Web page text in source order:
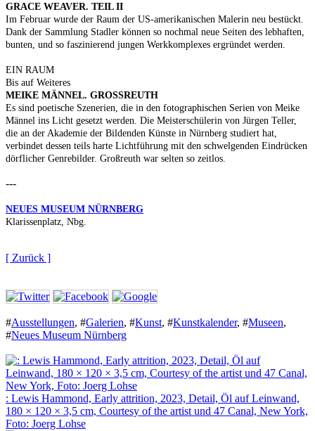
GRACE WEAVER. TEIL II
Im Februar wurde der Raum der US-amerikanischen Malerin neu bestückt.
Dank der Sammlung Stadler können so nochmal neue Seiten des lebhaften,
bunten, und so faszinierend jungen Werkkomplexes ergründet werden.
EIN RAUM
Bis auf Weiteres
MEIKE MÄNNEL. GROSSREUTH
Es sind poetische Szenerien, die in den fotographischen Serien von Meike
Männel ins Licht gesetzt werden. Die Meisterschülerin von Jürgen Teller,
die an der Akademie der Bildenden Künste in Nürnberg studiert hat,
verbindet dessen teils harte Lichtführung mit den schwelgenden Eindrücken
dörflicher Genrebilder. Großreuth war selten so zeitlos.
---
NEUES MUSEUM NÜRNBERG
Klarissenplatz, Nbg.
[ Zurück ]
#Ausstellungen, #Galerien, #Kunst, #Kunstkalender, #Museen,
#Neues Museum Nürnberg
: Lewis Hammond, Early attrition, 2023, Detail, Öl auf Leinwand,
180 × 120 × 3,5 cm, Courtesy of the artist und 47 Canal, New York,
Foto: Joerg Lohse